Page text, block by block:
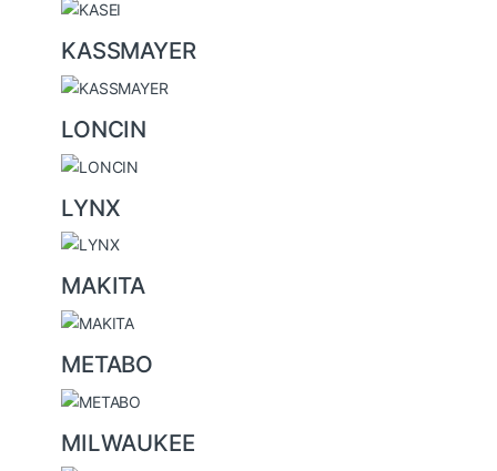
KASSMAYER
LONCIN
LYNX
MAKITA
METABO
MILWAUKEE